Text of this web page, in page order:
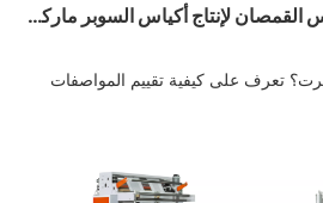
كيفية اختيار آلة صنع أكياس القمصان لإنتاج أكياس السوبر ماركت
تعرف على كيفية تقييم المواصفات